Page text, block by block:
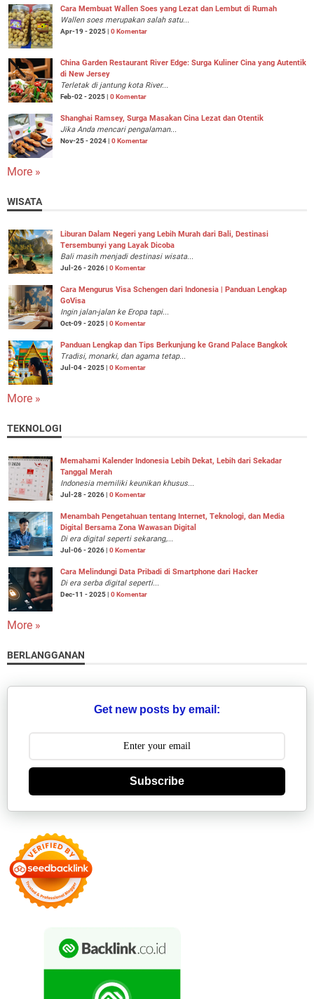
Cara Membuat Wallen Soes yang Lezat dan Lembut di Rumah
Wallen soes merupakan salah satu...
Apr-19 - 2025 | 0 Komentar
China Garden Restaurant River Edge: Surga Kuliner Cina yang Autentik
di New Jersey
Terletak di jantung kota River...
Feb-02 - 2025 | 0 Komentar
Shanghai Ramsey, Surga Masakan Cina Lezat dan Otentik
Jika Anda mencari pengalaman...
Nov-25 - 2024 | 0 Komentar
More »
WISATA
Liburan Dalam Negeri yang Lebih Murah dari Bali, Destinasi
Tersembunyi yang Layak Dicoba
Bali masih menjadi destinasi wisata...
Jul-26 - 2026 | 0 Komentar
Cara Mengurus Visa Schengen dari Indonesia | Panduan Lengkap
GoVisa
Ingin jalan-jalan ke Eropa tapi...
Oct-09 - 2025 | 0 Komentar
Panduan Lengkap dan Tips Berkunjung ke Grand Palace Bangkok
Tradisi, monarki, dan agama tetap...
Jul-04 - 2025 | 0 Komentar
More »
TEKNOLOGI
Memahami Kalender Indonesia Lebih Dekat, Lebih dari Sekadar
Tanggal Merah
Indonesia memiliki keunikan khusus...
Jul-28 - 2026 | 0 Komentar
Menambah Pengetahuan tentang Internet, Teknologi, dan Media
Digital Bersama Zona Wawasan Digital
Di era digital seperti sekarang,...
Jul-06 - 2026 | 0 Komentar
Cara Melindungi Data Pribadi di Smartphone dari Hacker
Di era serba digital seperti...
Dec-11 - 2025 | 0 Komentar
More »
BERLANGGANAN
Get new posts by email:
Subscribe